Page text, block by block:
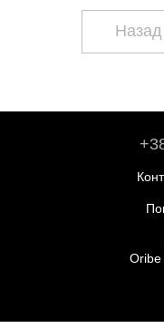
Назад
Oribe